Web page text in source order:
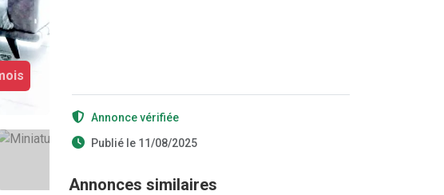
/12
Annonce vérifiée
Publié le 11/08/2025
Annonces similaires